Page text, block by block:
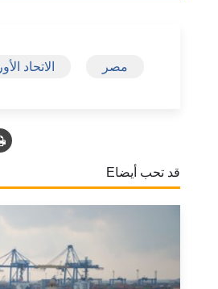
مصر الاتحاد
قد تحب أيضاE